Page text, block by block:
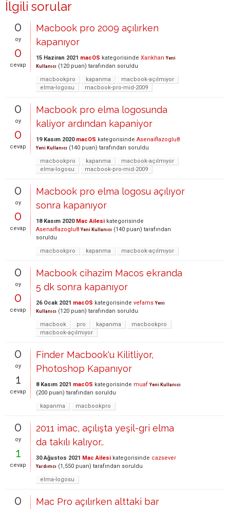
İlgili sorular
0
oy
0
cevap
Macbook pro 2009 açılırken
kapanıyor
15 Haziran 2021 macOS kategorisinde Xankhan Yeni
Kullanıcı (120 puan) tarafından soruldu
macbookpro
kapanma
macbook-açılmıyor
elma-logosu
macbook-pro-mid-2009
0
oy
0
cevap
Macbook pro elma logosunda
kaliyor ardından kapaniyor
19 Kasım 2020 macOS kategorisinde Asenaiflazoglu8
Yeni Kullanıcı (140 puan) tarafından soruldu
macbookpro
kapanma
macbook-açılmıyor
elma-logosu
macbook-pro-mid-2009
0
oy
0
cevap
Macbook pro elma logosu açılıyor
sonra kapanıyor
18 Kasım 2020 Mac Ailesi kategorisinde
Asenaiflazoglu8 Yeni Kullanıcı (140 puan) tarafından
soruldu
macbookpro
kapanma macbook-açılmıyor
0
oy
0
cevap
Macbook cihazim Macos ekranda
5 dk sonra kapanıyor
26 Ocak 2021 macOS kategorisinde vefams Yeni
Kullanıcı (120 puan) tarafından soruldu
macbook
pro kapanma
macbookpro
macbook-açılmıyor
0
oy
1
cevap
Finder Macbook'u Kilitliyor,
Photoshop Kapanıyor
8 Kasım 2021 macOS kategorisinde muaf Yeni Kullanıcı
(200 puan) tarafından soruldu
kapanma
macbookpro
0
oy
1
cevap
2011 imac, açılışta yeşil-gri elma
da takılı kalıyor..
30 Ağustos 2021 Mac Ailesi kategorisinde cazsever
Yardımcı (1,550 puan) tarafından soruldu
elma-logosu
0
Mac Pro açılırken alttaki bar